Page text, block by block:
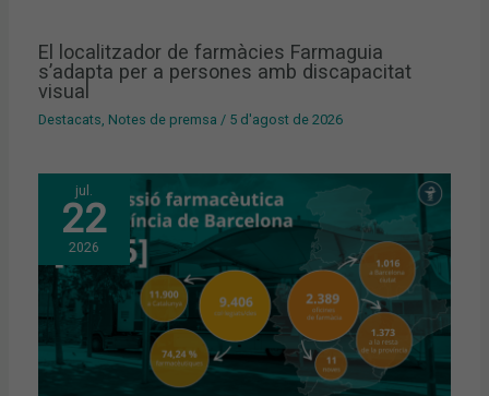
El localitzador de farmàcies Farmaguia
s’adapta per a persones amb discapacitat
visual
Destacats Notes de premsa / 5 d'agost de 2026
jul.
22
2026